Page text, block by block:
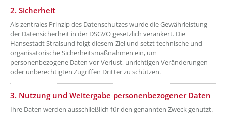
??? absaetzeOben[5]/titel ???
2. Sicherheit
Als zentrales Prinzip des Datenschutzes wurde die Gewährleistung
der Datensicherheit in der DSGVO gesetzlich verankert. Die
Hansestadt Stralsund folgt diesem Ziel und setzt technische und
organisatorische Sicherheitsmaßnahmen ein, um
personenbezogene Daten vor Verlust, unrichtigen Veränderungen
oder unberechtigten Zugriffen Dritter zu schützen.
??? absaetzeOben[6]/titel ???
3. Nutzung und Weitergabe personenbezogener Daten
Ihre Daten werden ausschließlich für den genannten Zweck genutzt.